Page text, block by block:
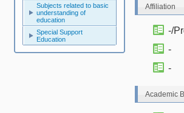
Subjects related to basic
understanding of
education
Special Support
Education
Affiliation
-/
-
-
Academic